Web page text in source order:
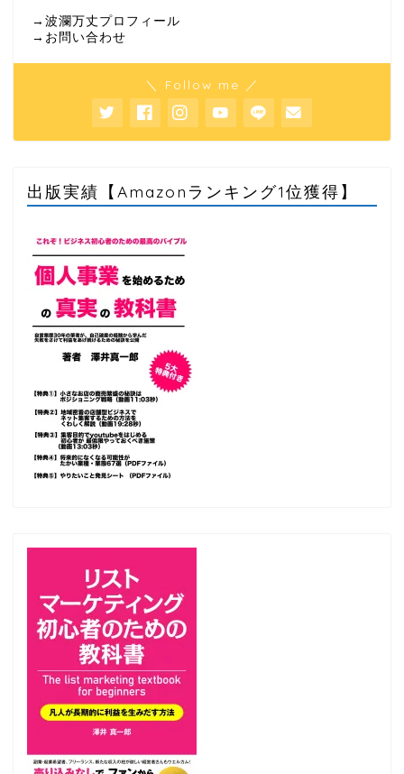
→波瀾万丈プロフィール
→お問い合わせ
＼ Follow me ／
出版実績【Amazonランキング1位獲得】